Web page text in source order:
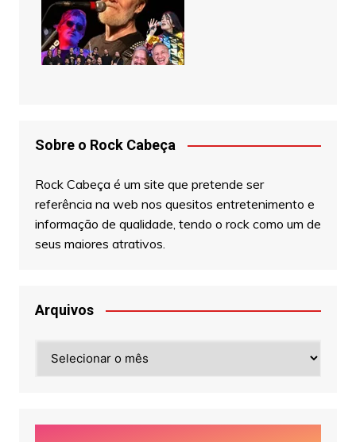
Sobre o Rock Cabeça
Rock Cabeça é um site que pretende ser
referência na web nos quesitos entretenimento e
informação de qualidade, tendo o rock como um de
seus maiores atrativos.
Arquivos